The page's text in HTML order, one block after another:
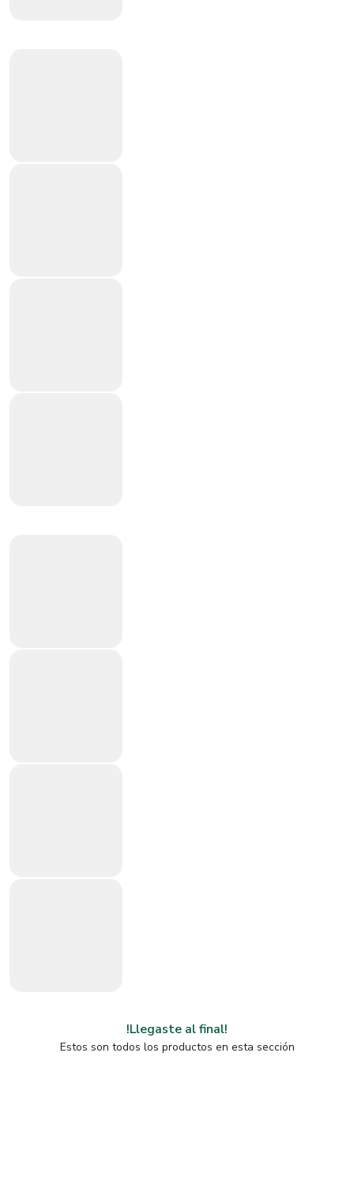
!Llegaste al final!
Estos son todos los productos en esta sección